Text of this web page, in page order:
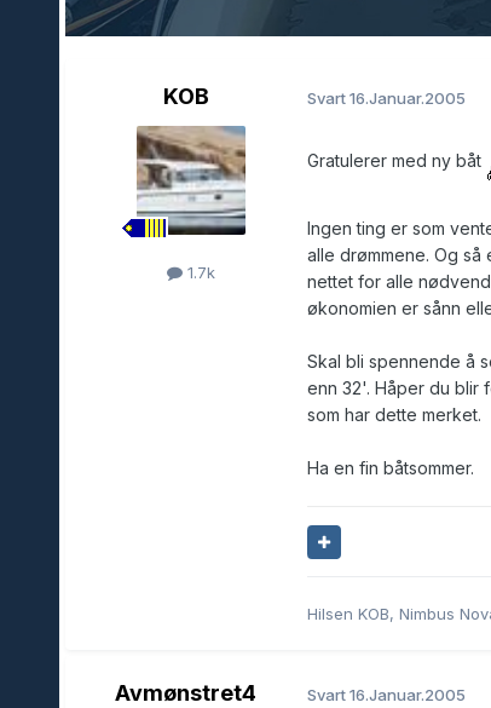
KOB
1.7k
Svart16.Januar.2005
Gratulerer med ny båt
Ingen ting er som
alle drømmene. Og
nettet for alle
økonomien er sånn
Skal bli spennende å
enn 32'. Håper du blir
som har dette merket.
Ha en fin båtsommer.
Hilsen KOB, Nimbus
Avmønstret4 Svart16.Januar.2005